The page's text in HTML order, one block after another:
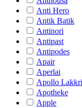
Anti Hero
Antik Batik
Antinori
Antipast
Antipodes
Apair
Aperlai
Apollo
Apotheke
Apple